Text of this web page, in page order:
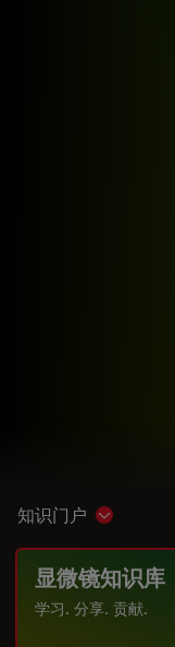
知识门户 Show
显微镜知识库
学习. 分享. 贡献.